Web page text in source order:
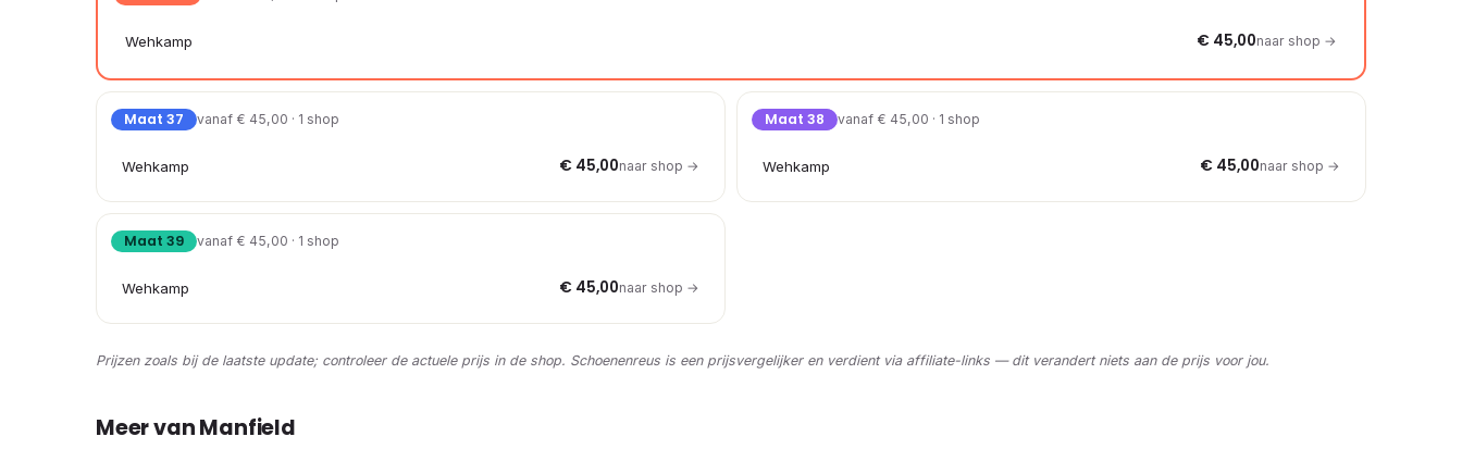
Wehkamp € 45,00naar shop →
Maat 37 vanaf € 45,00 · 1 shop
Wehkamp € 45,00naar shop →
Maat 38 vanaf € 45,00 · 1 shop
Wehkamp € 45,00naar shop →
Maat 39 vanaf € 45,00 · 1 shop
Wehkamp € 45,00naar shop →
Prijzen zoals bij de laatste update; controleer de actuele prijs in de shop. Schoenenreus is een prijsvergelijker en verdient via affiliate-links — dit verandert niets aan de prijs voor jou.
Meer van Manfield